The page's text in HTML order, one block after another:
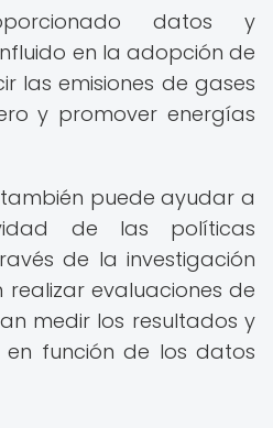
datos y
en la adopción de
las emisiones de gases
y promover energías
puede ayudar a
de las políticas
de la investigación
realizar evaluaciones de
medir los resultados y
función de los datos